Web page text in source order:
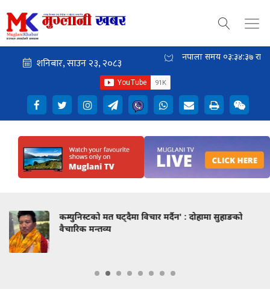
नेपाली समय ०३:३४:३८राती
विचार मर्दैन' : दोहामा सुहाङको
संखुवासभा समाज